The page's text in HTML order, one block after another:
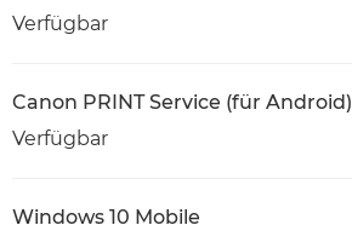
Verfügbar
Canon PRINT Service (für Android)
Verfügbar
Windows 10 Mobile